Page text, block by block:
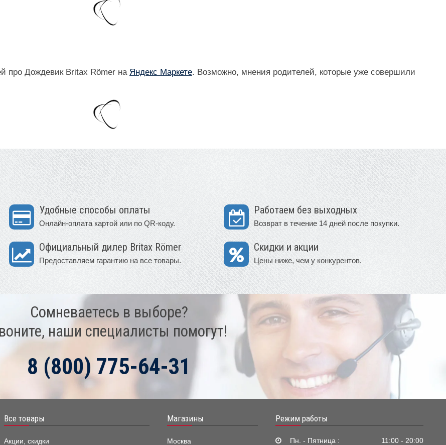
про Дождевик Britax Römer на Яндекс Маркете. Возможно, мнения родителей, которые уже совершили
Удобные способы оплаты
Онлайн-оплата картой или по QR-коду.
Работаем без выходных
Возврат в течение 14 дней после покупки.
Официальный дилер Britax Römer
Предоставляем гарантию на все товары.
Скидки и акции
Цены ниже, чем у конкурентов.
Сомневаетесь в выборе?
наши специалисты помогут!
8 (800) 775-64-31
Все товары
Акции, скидки
Магазины
Москва
Режим работы
Пн. - Пятница : 11:00 - 20:00